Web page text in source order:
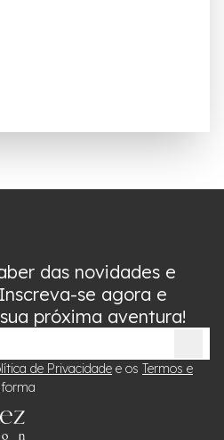
das novidades e
se agora e
próxima aventura!
de Privacidade e os Termos e